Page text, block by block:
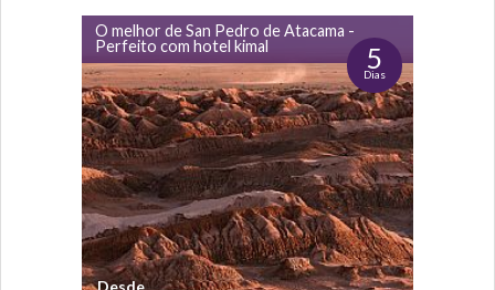
O melhor de San Pedro de Atacama -
Perfeito com hotel kimal
5
Dias
Desde